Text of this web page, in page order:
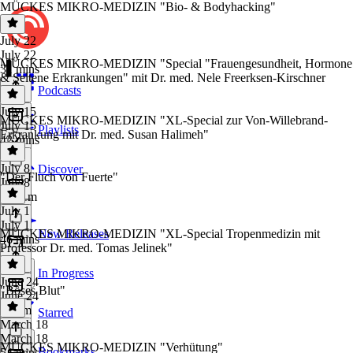
Podcasts
Playlists
Discover
New Releases
In Progress
Starred
MÜCKES MIKRO-MEDIZIN "Bio- & Bodyhacking"
July 22
July 22
31 mins
MÜCKES MIKRO-MEDIZIN "Special "Frauengesundheit, Hormone
& Seltene Erkrankungen" mit Dr. med. Nele Freerksen-Kirschner
July 15
July 15
42 mins
MÜCKES MIKRO-MEDIZIN "XL-Special zur Von-Willebrand-
Erkrankung mit Dr. med. Susan Halimeh"
July 8
July 8
1h 11m
"Der Fluch von Fuerte"
July 1
July 1
46 mins
MÜCKES MIKRO-MEDIZIN "XL-Special Tropenmedizin mit
Professor Dr. med. Tomas Jelinek"
June 24
June 24
1h 9m
"Böses Blut"
March 18
March 18
MÜCKES MIKRO-MEDIZIN "Verhütung"